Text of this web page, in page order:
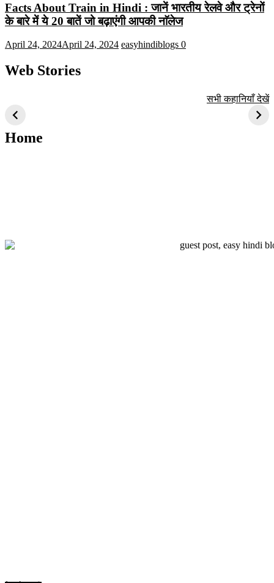
Facts About Train in Hindi : जानें भारतीय रेलवे और ट्रेनों
के बारे में ये 20 बातें जो बढ़ाएंगी आपकी नाॅलेज
April 24, 2024April 24, 2024 easyhindiblogs 0
Web Stories
तकनीक जो आपको
2024 के लिए सीखनी
चाहिए
ऐतिहासिक स्थान
सभी कहानियाँ देखें
Home